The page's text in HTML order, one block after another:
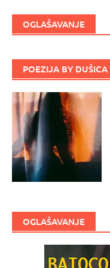
OGLAŠAVANJE
POEZIJA BY DUŠICA
OGLAŠAVANJE